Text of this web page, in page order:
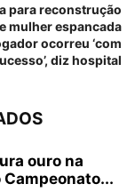
para reconstrução
mulher espancada
ocorreu ‘com
diz hospital
ouro na